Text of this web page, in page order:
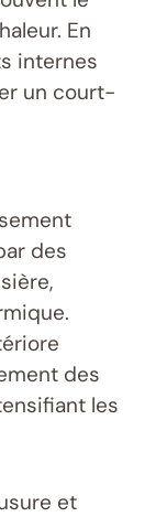
En
internes
un court-
des
des
les
et